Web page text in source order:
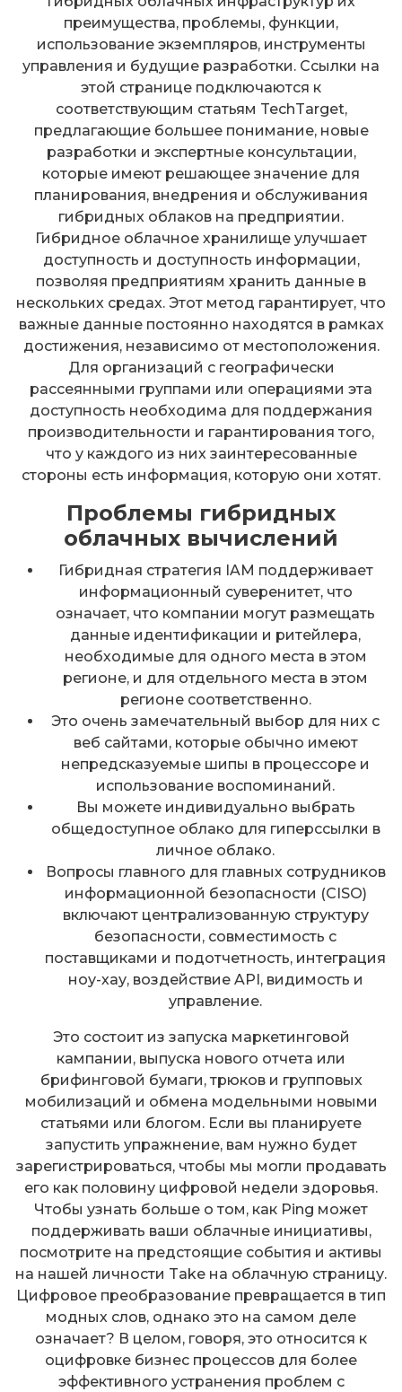
преимущества, проблемы, функции,
использование экземпляров, инструменты
управления и будущие разработки. Ссылки на
этой странице подключаются к
соответствующим статьям TechTarget,
предлагающие большее понимание, новые
разработки и экспертные консультации,
которые имеют решающее значение для
планирования, внедрения и обслуживания
гибридных облаков на предприятии.
Гибридное облачное хранилище улучшает
доступность и доступность информации,
позволяя предприятиям хранить данные в
нескольких средах. Этот метод гарантирует, что
важные данные постоянно находятся в рамках
достижения, независимо от местоположения.
Для организаций с географически
рассеянными группами или операциями эта
доступность необходима для поддержания
производительности и гарантирования того,
что у каждого из них заинтересованные
стороны есть информация, которую они хотят.
Проблемы гибридных
облачных вычислений
Гибридная стратегия IAM поддерживает
информационный суверенитет, что
означает, что компании могут размещать
данные идентификации и ритейлера,
необходимые для одного места в этом
регионе, и для отдельного места в этом
регионе соответственно.
Это очень замечательный выбор для них с
веб сайтами, которые обычно имеют
непредсказуемые шипы в процессоре и
использование воспоминаний.
Вы можете индивидуально выбрать
общедоступное облако для гиперссылки в
личное облако.
Вопросы главного для главных сотрудников
информационной безопасности (CISO)
включают централизованную структуру
безопасности, совместимость с
поставщиками и подотчетность, интеграция
ноу-хау, воздействие API, видимость и
управление.
Это состоит из запуска маркетинговой
кампании, выпуска нового отчета или
брифинговой бумаги, трюков и групповых
мобилизаций и обмена модельными новыми
статьями или блогом. Если вы планируете
запустить упражнение, вам нужно будет
зарегистрироваться, чтобы мы могли продавать
его как половину цифровой недели здоровья.
Чтобы узнать больше о том, как Ping может
поддерживать ваши облачные инициативы,
посмотрите на предстоящие события и активы
на нашей личности Take на облачную страницу.
Цифровое преобразование превращается в тип
модных слов, однако это на самом деле
означает? В целом, говоря, это относится к
оцифровке бизнес процессов для более
эффективного устранения проблем с